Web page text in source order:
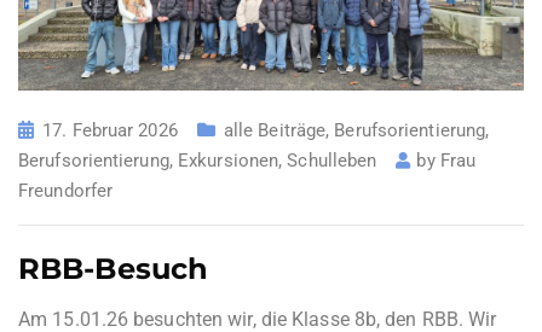
17. Februar 2026 alle Beiträge, Berufsorientierung,
Berufsorientierung, Exkursionen,Schulleben by Frau
Freundorfer
RBB-Besuch
Am 15.01.26 besuchten wir, die Klasse 8b, den RBB. Wir